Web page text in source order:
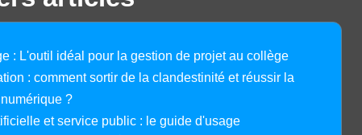
: L'outil idéal pour la gestion de projet au collège
: comment sortir de la clandestinité et réussir la
?
et service public : le guide d'usage